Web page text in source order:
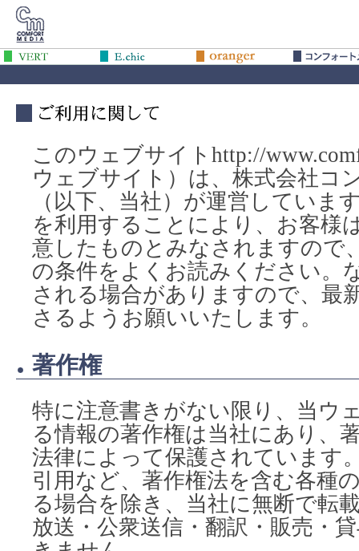
このウェブサイトhttp://
ウェブサイト）は、株式会社コ
（以下、当社）が運営していま
を利用することにより、お客様
意したものとみなされますので
の条件をよくお読みください。
される場合がありますので、最
さるようお願いいたします。
著作権
特に注意書きがない限り、当ウ
る情報の著作権は当社にあり、
法律によって保護されています
引用など、著作権法を含む各種
る場合を除き、当社に無断で転
放送・公衆送信・翻訳・販売・